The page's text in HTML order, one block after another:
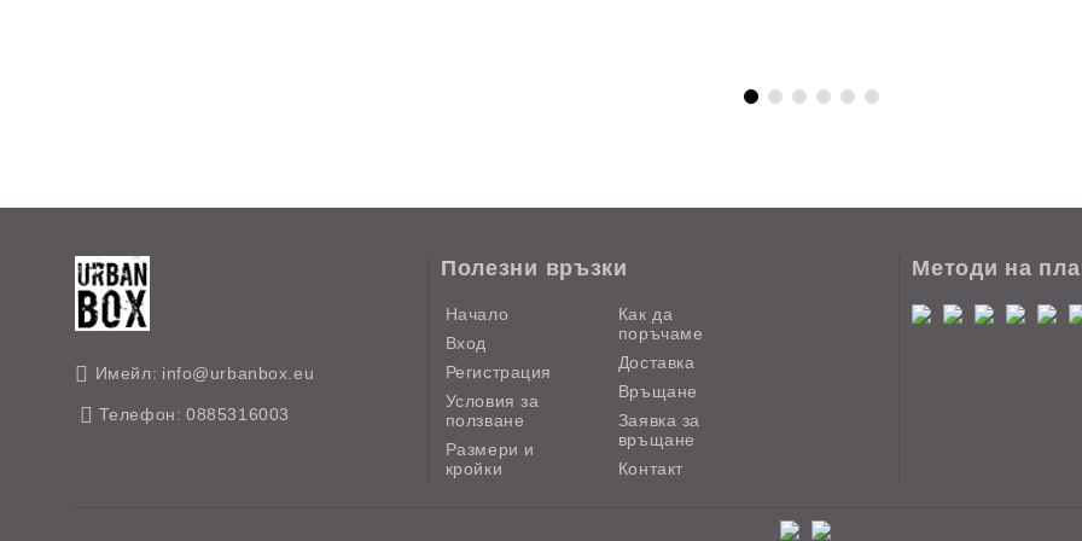
Имейл: info@urbanbox.eu
Телефон: 0885316003
Полезни връзки
Начало
Вход
Регистрация
Условия за
ползване
Размери и
кройки
Как да
поръчаме
Доставка
Връщане
Заявка за
връщане
Контакт
Методи на